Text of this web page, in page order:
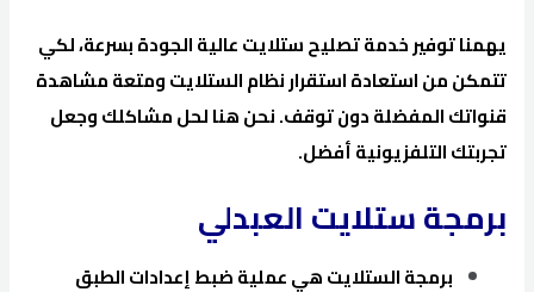
يهمنا توفير خدمة تصليح ستلايت عالية الجودة بسرعة، لكي
تتمكن من استعادة استقرار نظام الستلايت ومتعة مشاهدة
قنواتك المفضلة دون توقف. نحن هنا لحل مشاكلك وجعل
تجربتك التلفزيونية أفضل.
برمجة ستلايت العبدلي
برمجة الستلايت هي عملية ضبط إعدادات الطبق